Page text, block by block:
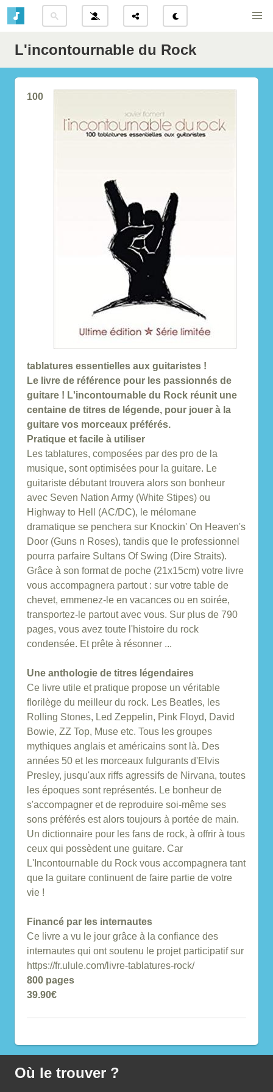
L'incontournable du Rock
100
tablatures essentielles aux guitaristes !
Le livre de référence pour les passionnés de
guitare ! L'incontournable du Rock réunit une
centaine de titres de légende, pour jouer à la
guitare vos morceaux préférés.
Pratique et facile à utiliser
Les tablatures, composées par des pro de la
musique, sont optimisées pour la guitare. Le
guitariste débutant trouvera alors son bonheur
avec Seven Nation Army (White Stipes) ou
Highway to Hell (AC/DC), le mélomane
dramatique se penchera sur Knockin' On Heaven's
Door (Guns n Roses), tandis que le professionnel
pourra parfaire Sultans Of Swing (Dire Straits).
Grâce à son format de poche (21x15cm) votre livre
vous accompagnera partout : sur votre table de
chevet, emmenez-le en vacances ou en soirée,
transportez-le partout avec vous. Sur plus de 790
pages, vous avez toute l'histoire du rock
condensée. Et prête à résonner ...
Une anthologie de titres légendaires
Ce livre utile et pratique propose un véritable
florilège du meilleur du rock. Les Beatles, les
Rolling Stones, Led Zeppelin, Pink Floyd, David
Bowie, ZZ Top, Muse etc. Tous les groupes
mythiques anglais et américains sont là. Des
années 50 et les morceaux fulgurants d'Elvis
Presley, jusqu'aux riffs agressifs de Nirvana, toutes
les époques sont représentés. Le bonheur de
s'accompagner et de reproduire soi-même ses
sons préférés est alors toujours à portée de main.
Un dictionnaire pour les fans de rock, à offrir à tous
ceux qui possèdent une guitare. Car
L'Incontournable du Rock vous accompagnera tant
que la guitare continuent de faire partie de votre
vie !
Financé par les internautes
Ce livre a vu le jour grâce à la confiance des
internautes qui ont soutenu le projet participatif sur
https://fr.ulule.com/livre-tablatures-rock/
800 pages
39.90€
Où le trouver ?